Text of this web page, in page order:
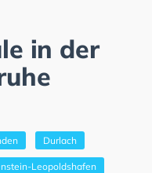
in der
Durlach
Leopoldshafen